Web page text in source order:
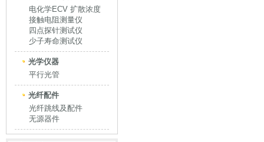
电化学ECV 扩散浓度
接触电阻测量仪
四点探针测试仪
少子寿命测试仪
光学仪器
平行光管
光纤配件
光纤跳线及配件
无源器件